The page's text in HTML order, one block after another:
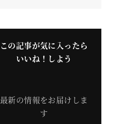
この記事が気に入ったら
いいね！しよう
最新の情報をお届けしま
す